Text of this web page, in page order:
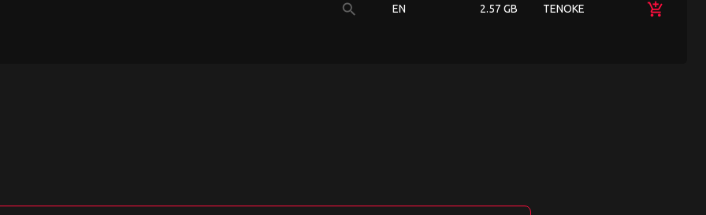
search EN 2.57 GB TENOKE add_shopping_cart